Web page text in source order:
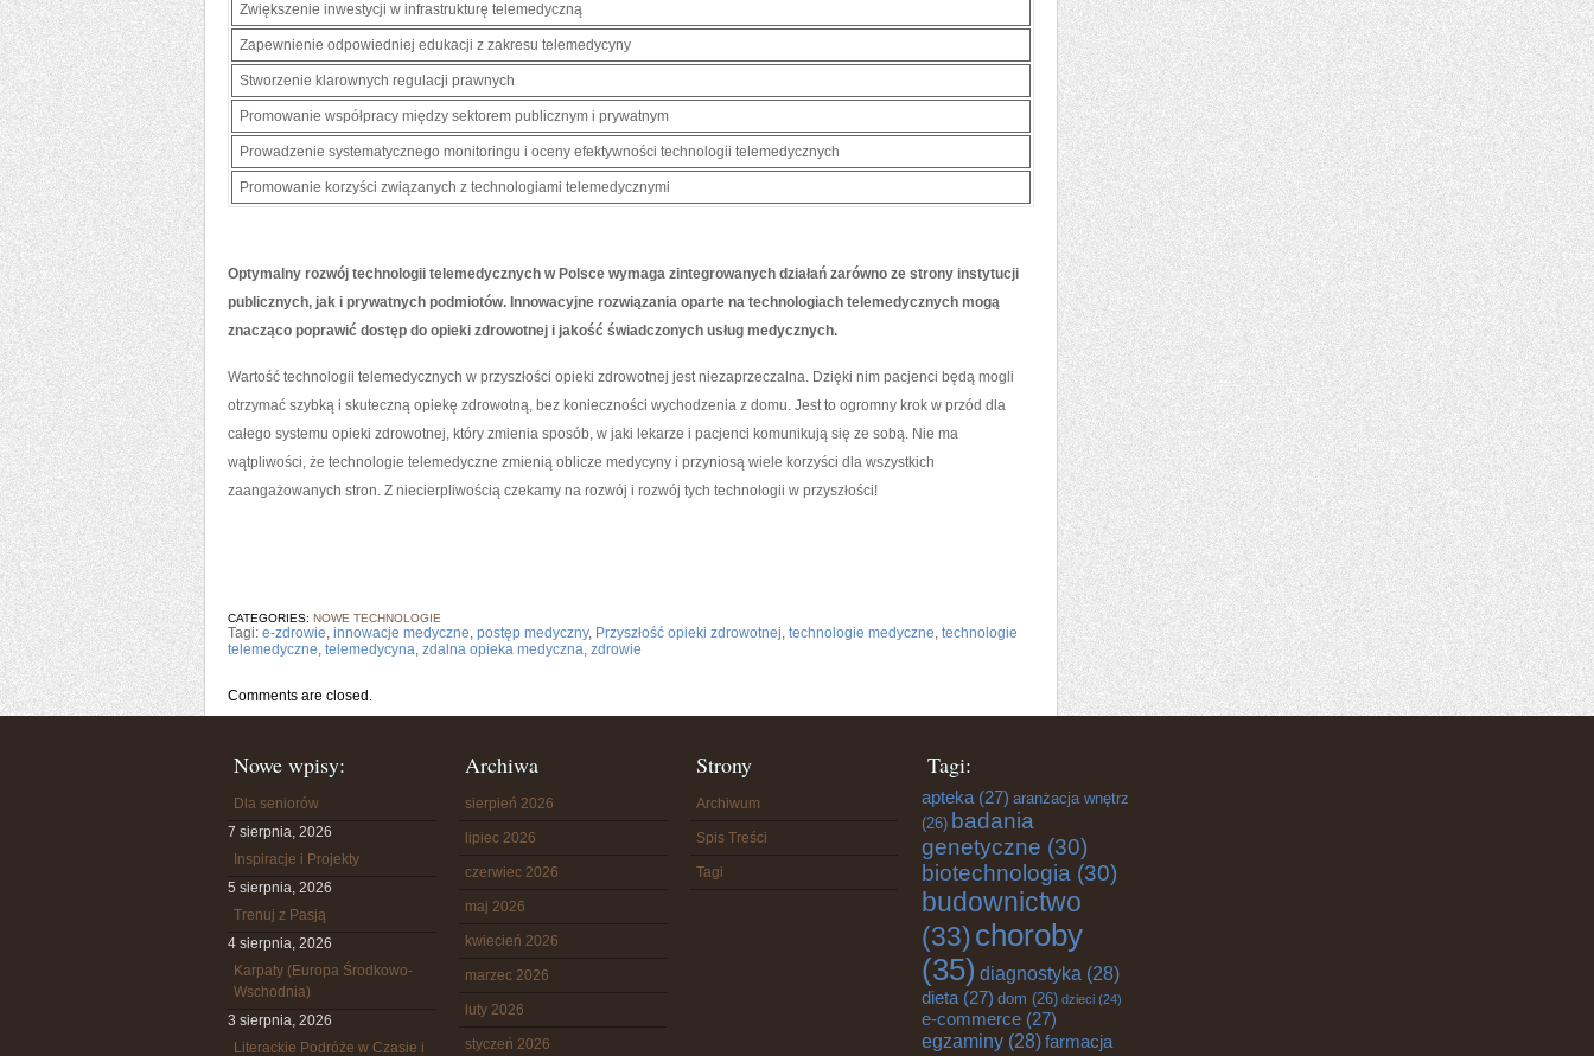
Zwiększenie inwestycji w infrastrukturę telemedyczną
Zapewnienie odpowiedniej​ edukacji z zakresu telemedycyny
Stworzenie klarownych ‌regulacji prawnych
Promowanie‌ współpracy między sektorem publicznym i‌ prywatnym
Prowadzenie systematycznego monitoringu i oceny efektywności technologii telemedycznych
Promowanie korzyści związanych z technologiami telemedycznymi
Optymalny rozwój technologii telemedycznych⁢ w Polsce wymaga zintegrowanych działań zarówno ze strony instytucji
publicznych, ​jak i prywatnych podmiotów. Innowacyjne ⁢rozwiązania oparte na technologiach telemedycznych mogą
znacząco poprawić‍ dostęp ⁣do opieki zdrowotnej i ⁤jakość świadczonych usług medycznych.
Wartość technologii telemedycznych w przyszłości opieki zdrowotnej jest niezaprzeczalna. Dzięki nim pacjenci będą mogli
otrzymać szybką i ‍skuteczną opiekę zdrowotną, bez konieczności wychodzenia z domu.⁤ Jest to ogromny ⁣krok w przód dla
całego systemu opieki‍ zdrowotnej, ‍który⁣ zmienia sposób,‍ w ⁢jaki lekarze i pacjenci komunikują ⁢się ze sobą. Nie ma
wątpliwości, że technologie telemedyczne zmienią oblicze medycyny⁤ i przyniosą ⁤wiele ​korzyści​ dla wszystkich
zaangażowanych ⁢stron. Z niecierpliwością czekamy na rozwój i rozwój tych technologii w przyszłości!
CATEGORIES: NOWE TECHNOLOGIE
Tagi: e-zdrowie, innowacje medyczne, postęp medyczny, Przyszłość opieki zdrowotnej, technologie medyczne, technologie
telemedyczne, telemedycyna, zdalna opieka medyczna, zdrowie
Comments are closed.
Nowe wpisy:
Dla seniorów
7 sierpnia, 2026
Inspiracje i Projekty
5 sierpnia, 2026
Trenuj z Pasją
4 sierpnia, 2026
Karpaty (Europa Środkowo-
Wschodnia)
3 sierpnia, 2026
Literackie Podróże w Czasie i
Archiwa
sierpień 2026
lipiec 2026
czerwiec 2026
maj 2026
kwiecień 2026
marzec 2026
luty 2026
styczeń 2026
Strony
Archiwum
Spis Treści
Tagi
Tagi:
apteka (27) aranżacja wnętrz
(26) badania
genetyczne (30)
biotechnologia (30)
budownictwo
(33)choroby
(35) diagnostyka (28)
dieta (27) dom (26) dzieci (24)
e-commerce (27)
egzaminy (28)farmacja